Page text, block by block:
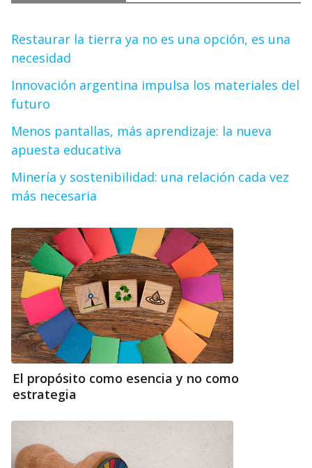
Restaurar la tierra ya no es una opción, es una
necesidad
Innovación argentina impulsa los materiales del
futuro
Menos pantallas, más aprendizaje: la nueva
apuesta educativa
Minería y sostenibilidad: una relación cada vez
más necesaria
El propósito como esencia y no como
estrategia